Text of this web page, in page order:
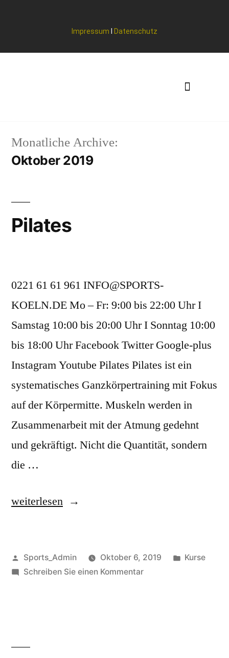
Impressum Datenschutz
Monatliche Archive:
Oktober 2019
Pilates
0221 61 61 961 INFO@SPORTS-
KOELN.DE Mo – Fr: 9:00 bis 22:00 Uhr I
Samstag 10:00 bis 20:00 Uhr I Sonntag 10:00
bis 18:00 Uhr Facebook Twitter Google-plus
Instagram Youtube Pilates Pilates ist ein
systematisches Ganzkörpertraining mit Fokus
auf der Körpermitte. Muskeln werden in
Zusammenarbeit mit der Atmung gedehnt
und gekräftigt. Nicht die Quantität, sondern
die …
weiterlesen
Sports_Admin Oktober 6, 2019
Kurse
Schreiben Sie einen Kommentar